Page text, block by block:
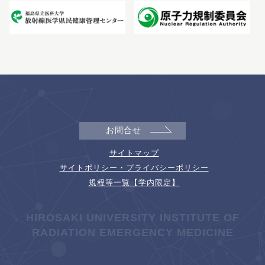
お問合せ
サイトマップ
サイトポリシー・プライバシーポリシー
規程等一覧【学内限定】
HIROSAKI UNIVERSITY INSTITUTE OF
RADIATION EMERGENCY MEDICINE